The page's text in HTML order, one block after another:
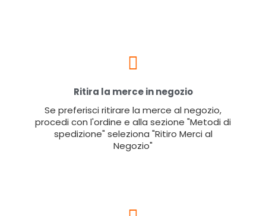
Ritira la merce in negozio
Se preferisci ritirare la merce al negozio,
procedi con l'ordine e alla sezione "Metodi di
spedizione" seleziona "Ritiro Merci al
Negozio"